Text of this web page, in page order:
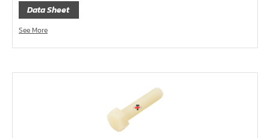
ค้อนพลาสติก
ค้อนช่างเหล็ก
ค้อนทุบหิน
ค้อนช่างทอง
Data Sheet
See More